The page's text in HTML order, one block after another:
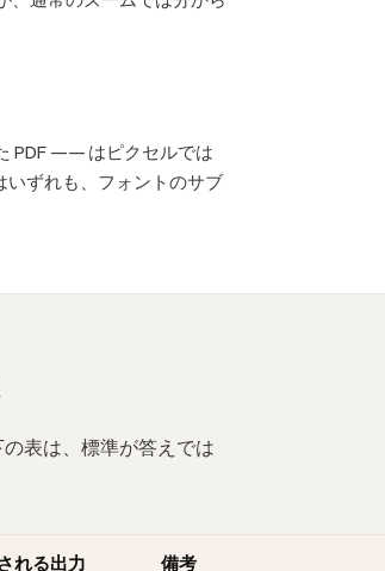
PDF —— はピクセルでは
いずれも、フォントのサブ
表は、標準が答えでは
れる出力 備考